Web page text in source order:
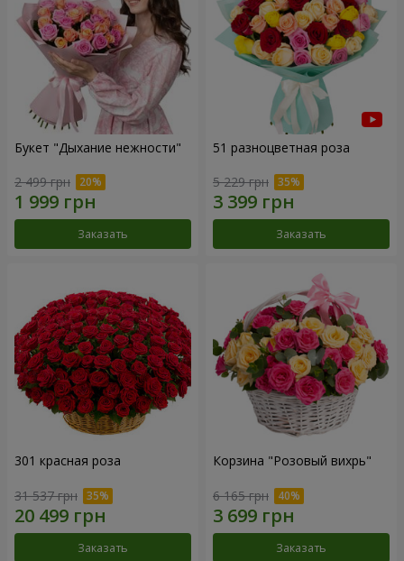
Букет "Дыхание нежности"
2 499 грн
Заказать
51 разноцветная роза
5 229 грн
Заказать
301 красная роза
31 537 грн
Заказать
Корзина "Розовый вихрь"
6 165 грн
Заказать